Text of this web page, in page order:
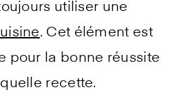
utiliser une
. Cet élément est
pour la bonne réussite
recette.